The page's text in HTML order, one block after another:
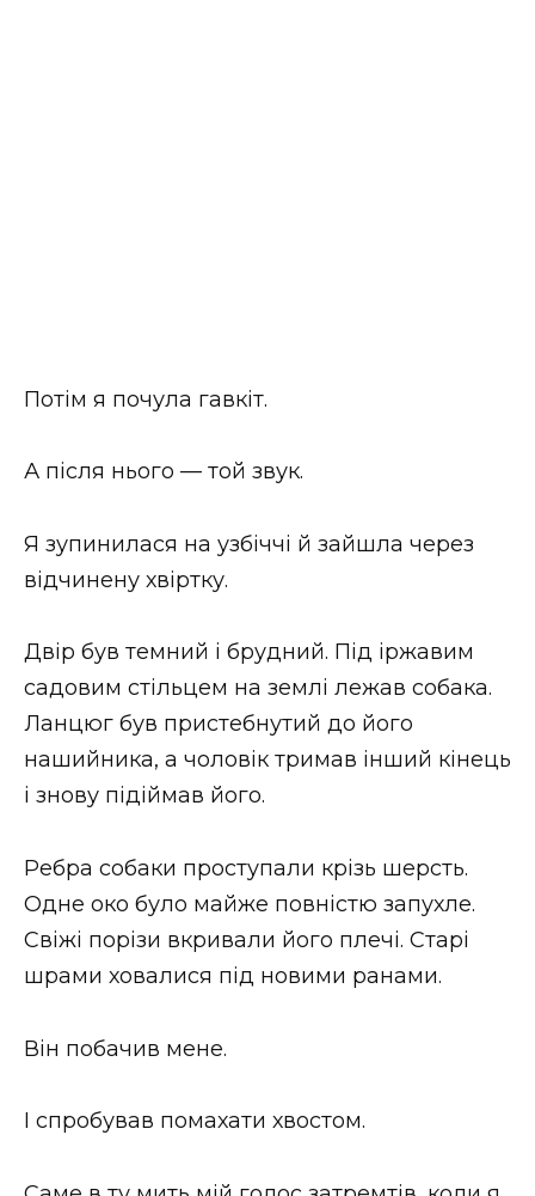
Потім я почула гавкіт.
А після нього — той звук.
Я зупинилася на узбіччі й зайшла через
відчинену хвіртку.
Двір був темний і брудний. Під іржавим
садовим стільцем на землі лежав собака.
Ланцюг був пристебнутий до його
нашийника, а чоловік тримав інший кінець
і знову підіймав його.
Ребра собаки проступали крізь шерсть.
Одне око було майже повністю запухле.
Свіжі порізи вкривали його плечі. Старі
шрами ховалися під новими ранами.
Він побачив мене.
І спробував помахати хвостом.